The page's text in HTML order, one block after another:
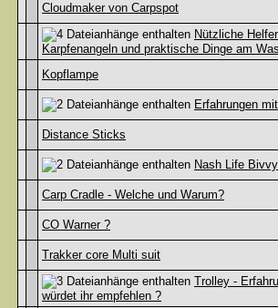
Cloudmaker von Carpspot
Nützliche
Karpfenangeln und praktische Dinge am
Kopflampe
Erfahrungen
Distance Sticks
Nash Life
Carp Cradle - Welche und Warum?
CO Warner ?
Trakker core Multi suit
Trolley -
würdet ihr empfehlen ?